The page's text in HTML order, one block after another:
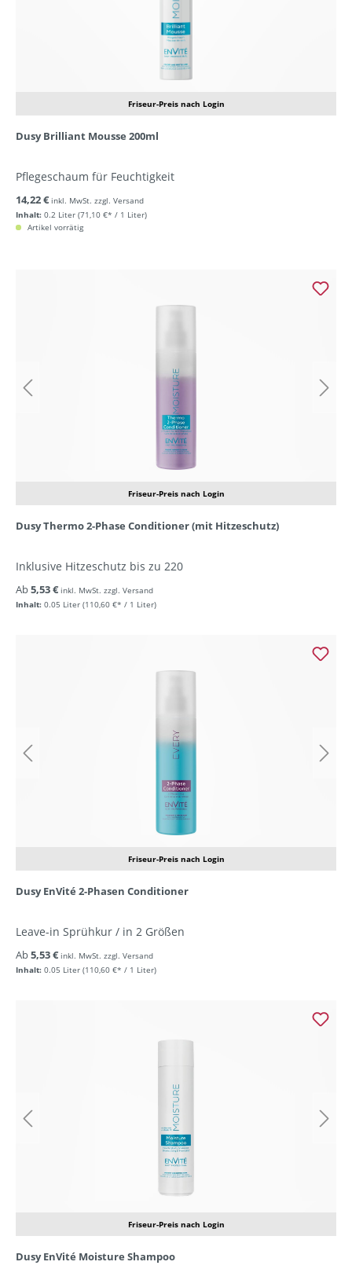
Friseur-Preis nach Login
Dusy Brilliant Mousse 200ml
Pflegeschaum für Feuchtigkeit
Inhalt: 0.2 Liter (71,10 €* / 1 Liter)
14,22 € inkl. MwSt. zzgl. Versand
Artikel vorrätig
Friseur-Preis nach Login
Dusy Thermo 2-Phase Conditioner (mit Hitzeschutz)
Inklusive Hitzeschutz bis zu 220
Inhalt: 0.05 Liter (110,60 €* / 1 Liter)
Ab5,53 € inkl. MwSt. zzgl. Versand
Friseur-Preis nach Login
Dusy EnVité 2-Phasen Conditioner
Leave-in Sprühkur / in 2 Größen
Inhalt: 0.05 Liter (110,60 €* / 1 Liter)
Ab5,53 € inkl. MwSt. zzgl. Versand
Friseur-Preis nach Login
Dusy EnVité Moisture Shampoo